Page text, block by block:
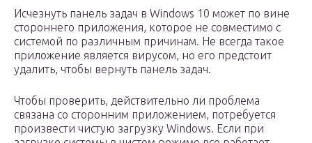
Исчезнуть панель задач в Windows 10 может по вине
стороннего приложения, которое не совместимо с
системой по различным причинам. Не всегда такое
приложение является вирусом, но его предстоит
удалить, чтобы вернуть панель задач.
Чтобы проверить, действительно ли проблема
связана со сторонним приложением, потребуется
произвести чистую загрузку Windows. Если при